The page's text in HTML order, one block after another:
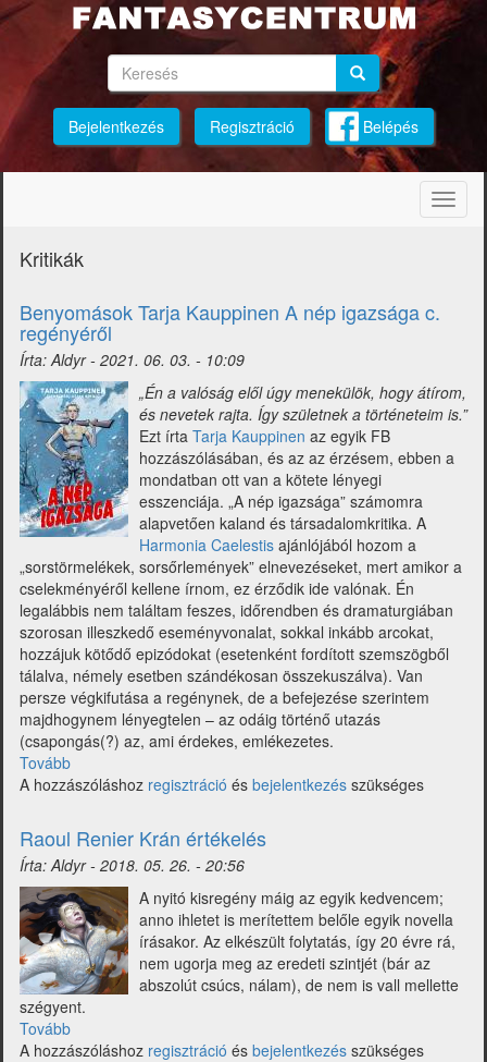
Ugrás
tartalomra
Keresés Keresés
Bejelentkezés Regisztráció Belépés
Kritikák
Benyomások Tarja Kauppinen A nép igazsága c.
regényéről
Írta:Aldyr- 2021. 06. 03. - 10:09
„Én a valóság elől úgy menekülök, hogy átírom,
és nevetek rajta. Így születnek a történeteim is.”
Ezt írta Tarja Kauppinen az egyik FB
hozzászólásában, és az az érzésem, ebben a
mondatban ott van a kötete lényegi
esszenciája. „A nép igazsága” számomra
alapvetően kaland és társadalomkritika. A
Harmonia Caelestis ajánlójából hozom a
„sorstörmelékek, sorsőrlemények” elnevezéseket, mert amikor a
cselekményéről kellene írnom, ez érződik ide valónak. Én
legalábbis nem találtam feszes, időrendben és dramaturgiában
szorosan illeszkedő eseményvonalat, sokkal inkább arcokat,
hozzájuk kötődő epizódokat (esetenként fordított szemszögből
tálalva, némely esetben szándékosan összekuszálva). Van
persze végkifutása a regénynek, de a befejezése szerintem
majdhogynem lényegtelen – az odáig történő utazás
(csapongás(?) az, ami érdekes, emlékezetes.
Tovább
Tarja
A
nép
igazsága
c.
regényéről)
A hozzászóláshoz regisztráció és bejelentkezés szükséges
Raoul Renier Krán értékelés
Írta:Aldyr- 2018. 05. 26. - 20:56
A nyitó kisregény máig az egyik kedvencem;
anno ihletet is merítettem belőle egyik novella
írásakor. Az elkészült folytatás, így 20 évre rá,
nem ugorja meg az eredeti szintjét (bár az
abszolút csúcs, nálam), de nem is vall mellette
szégyent.
Tovább
Renier
A hozzászóláshoz regisztráció és bejelentkezés szükséges